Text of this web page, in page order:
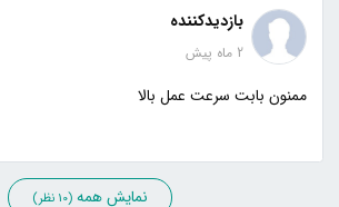
بازدیدکننده
2 ماه پیش
ممنون بابت سرعت عمل بالا
نمایش همه (10 نظر)